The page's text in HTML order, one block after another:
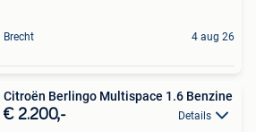
Brecht 4 aug 26
Citroën Berlingo Multispace 1.6 Benzine
€ 2.200,- Details